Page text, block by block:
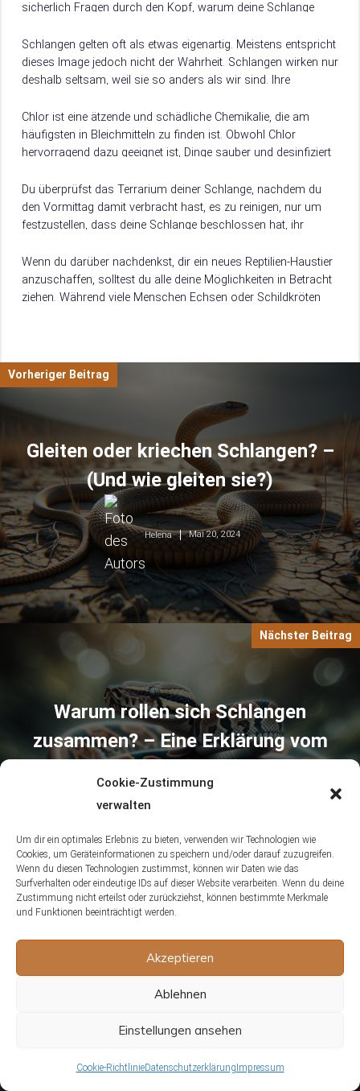
Cookie-Zustimmung
verwalten
Um dir ein optimales Erlebnis zu bieten, verwenden wir Technologien wie
Cookies, um Geräteinformationen zu speichern und/oder darauf zuzugreifen.
Wenn du diesen Technologien zustimmst, können wir Daten wie das
Surfverhalten oder eindeutige IDs auf dieser Website verarbeiten. Wenn du deine
Zustimmung nicht erteilst oder zurückziehst, können bestimmte Merkmale
und Funktionen beeinträchtigt werden.
Akzeptieren
Ablehnen
Einstellungen ansehen
Cookie-RichtlinieDatenschutzerklärung Impressum
sicherlich Fragen durch den Kopf, warum deine Schlange
Schlangen gelten oft als etwas eigenartig. Meistens entspricht
dieses Image jedoch nicht der Wahrheit. Schlangen wirken nur
deshalb seltsam, weil sie so anders als wir sind. Ihre
Chlor ist eine ätzende und schädliche Chemikalie, die am
häufigsten in Bleichmitteln zu finden ist. Obwohl Chlor
hervorragend dazu geeignet ist, Dinge sauber und desinfiziert
Du überprüfst das Terrarium deiner Schlange, nachdem du
den Vormittag damit verbracht hast, es zu reinigen, nur um
festzustellen, dass deine Schlange beschlossen hat, ihr
Wenn du darüber nachdenkst, dir ein neues Reptilien-Haustier
anzuschaffen, solltest du alle deine Möglichkeiten in Betracht
ziehen. Während viele Menschen Echsen oder Schildkröten
Vorheriger Beitrag
Gleiten oder kriechen Schlangen? –
(Und wie gleiten sie?)
Helena Mai 20, 2024
Nächster Beitrag
Warum rollen sich Schlangen
zusammen? – Eine Erklärung vom
Folge uns
Unsere Redaktion wird durch Leser unterstützt. Wir